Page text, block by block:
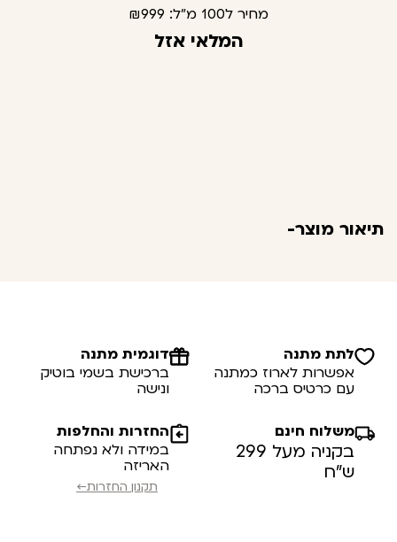
מחיר ל100 מ"ל: ₪999
המלאי אזל
תיאור מוצר-
לתת מתנה
אפשרות לארוז כמתנה
עם כרטיס ברכה
דוגמית מתנה
ברכישת בשמי בוטיק
ונישה
משלוח חינם
בקניה מעל 299
ש”ח
החזרות והחלפות
במידה ולא נפתחה
האריזה
תקנון החזרות←